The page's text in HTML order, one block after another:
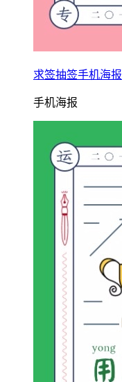
求签抽签手机海报
手机海报